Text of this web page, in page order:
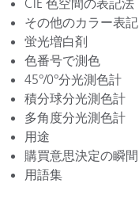
CIE 色空間の表記法
その他のカラー表記
蛍光増白剤
色番号で測色
45°/0°分光測色計
積分球分光測色計
多角度分光測色計
用途
購買意思決定の瞬間
用語集